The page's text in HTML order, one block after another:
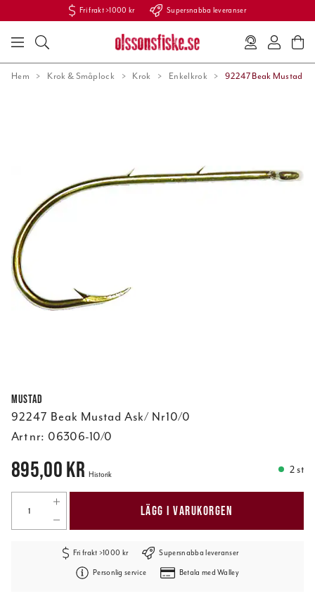
Fri frakt >1000 kr Supersnabba leveranser
Hem Krok & Småplock Krok Enkelkrok 92247 Beak Mustad
Mustad
92247 Beak Mustad Ask/ Nr10/0
Art nr: 06306-10/0
Pris:895,00 kr
895,00 kr Historik 2 st
LÄGG I VARUKORGEN
Fri frakt >1000 kr Supersnabba leveranser
Personlig service Betala med Walley